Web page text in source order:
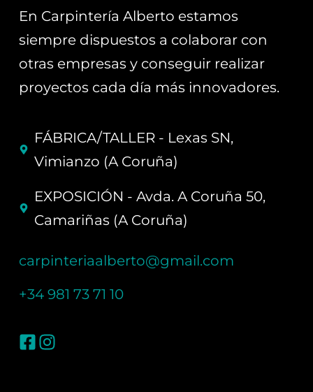
En Carpintería Alberto estamos
siempre dispuestos a colaborar con
otras empresas y conseguir realizar
proyectos cada día más innovadores.
FÁBRICA/TALLER - Lexas SN,
Vimianzo (A Coruña)
EXPOSICIÓN - Avda. A Coruña 50,
Camariñas (A Coruña)
carpinteriaalberto@gmail.com
+34 981 73 71 10